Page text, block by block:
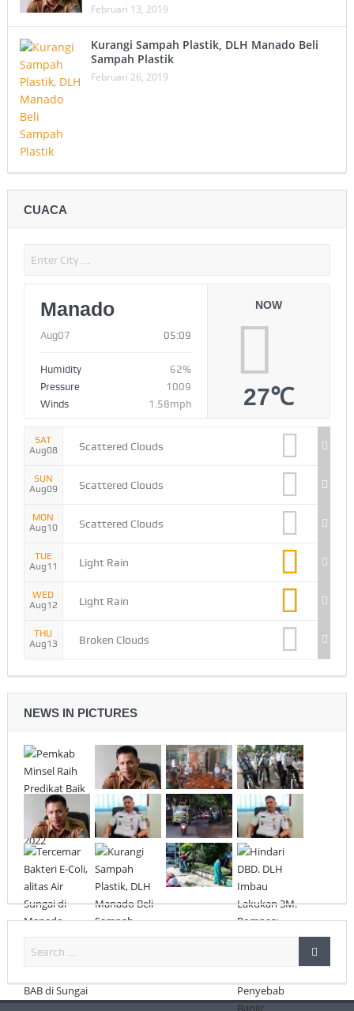
Februari 13, 2019
Kurangi Sampah Plastik, DLH Manado Beli
Sampah Plastik
Februari 26, 2019
CUACA
Manado
Aug07 05:09
Humidity
62%
Pressure
1009
Winds
1.58mph
NOW
27℃
SAT
Aug08
Scattered Clouds
SUN
Aug09
Scattered Clouds
MON
Aug10
Scattered Clouds
TUE
Aug11
Light Rain
WED
Aug12
Light Rain
THU
Aug13
Broken Clouds
NEWS IN PICTURES